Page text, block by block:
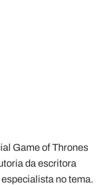
Game of Thrones
da escritora
no tema.